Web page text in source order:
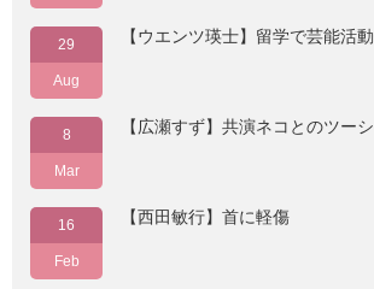
29
Aug
【ウエンツ瑛士】留学で芸能活
8
Mar
【広瀬すず】共演ネコとのツー
16
Feb
【西田敏行】首に軽傷